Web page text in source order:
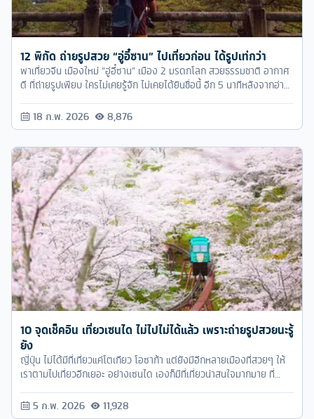
12 พิกัด ถ่ายรูปสวย “อู่อี๋ซาน” ไปเที่ยวก่อน ได้รูปเท่กว่า
พาเที่ยวจีน เมืองใหม่ “อู่อี๋ซาน” เมือง 2 มรดกโลก สวยธรรมชาติ อากาศ
ดี ที่ถ่ายรูปเพียบ ใครไม่เคยรู้จัก ไม่เคยได้ยินชื่อนี้ อีก 5 นาทีหลังจากอ่าน
18 ก.พ. 2026 8,876
10 จุดเช็คอิน เที่ยวเซนได ไม่ไปไม่ได้แล้ว เพราะถ่ายรูปสวยนะรู้
ยัง
ญี่ปุ่น ไม่ได้มีที่เที่ยวแค่โตเกียว โอซาก้า แต่ยังมีอีกหลายเมืองที่สวยๆ ให้
เราตามไปเที่ยวอีกเยอะ อย่างเซนได เองก็มีที่เที่ยวน่าสนใจมากมาย ที่
แน่นอน5 ก.พ. 2026 11,928